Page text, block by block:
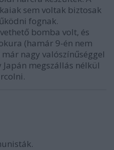
sem voltak biztosak
fognak.
bomba volt, és
(hamár 9-én nem
nagy valószínűséggel
megszállás nélkül